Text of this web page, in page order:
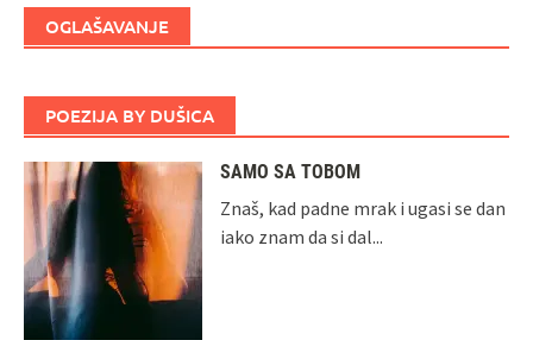
OGLAŠAVANJE
POEZIJA BY DUŠICA
SAMO SA TOBOM
Znaš, kad padne mrak i ugasi se dan
iako znam da si dal...